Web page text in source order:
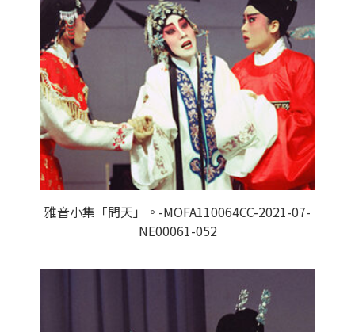
雅音小集「問天」。-MOFA110064CC-2021-07-
NE00061-052